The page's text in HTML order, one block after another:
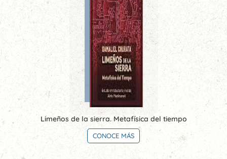
Limeños de la sierra. Metafísica del tiempo
CONOCE MÁS